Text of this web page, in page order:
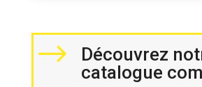
$
Découvrez
catalogue